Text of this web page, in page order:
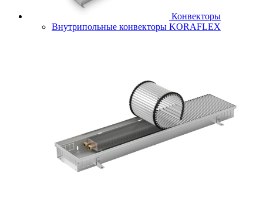
Конвекторы
Внутрипольные конвекторы KORAFLEX